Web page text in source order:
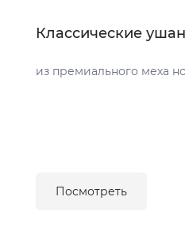
Классические
из премиального меха
Посмотреть